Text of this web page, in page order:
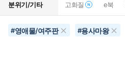
분위기/기타 고화질 e북
#영애물/여주판 #용사마왕